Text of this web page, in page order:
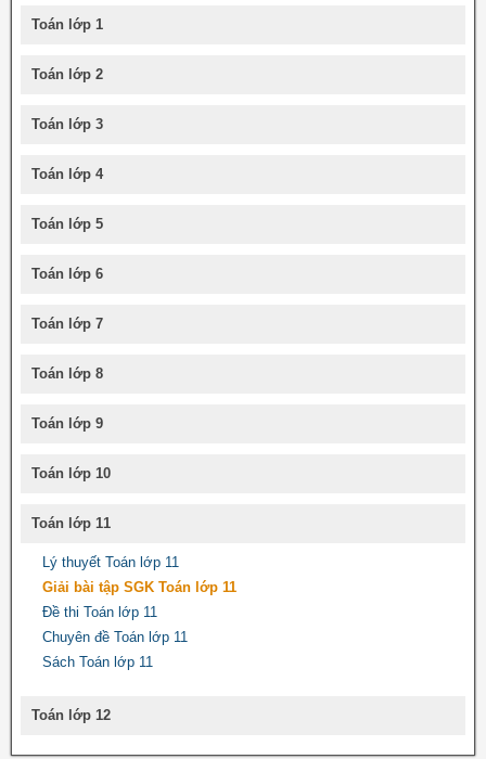
Toán lớp 1
Toán lớp 2
Toán lớp 3
Toán lớp 4
Toán lớp 5
Toán lớp 6
Toán lớp 7
Toán lớp 8
Toán lớp 9
Toán lớp 10
Toán lớp 11
Lý thuyết Toán lớp 11
Giải bài tập SGK Toán lớp 11
Đề thi Toán lớp 11
Chuyên đề Toán lớp 11
Sách Toán lớp 11
Toán lớp 12